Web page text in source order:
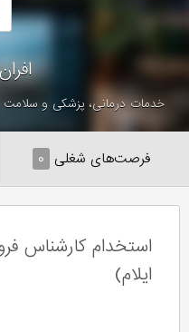
خدمات درمانی، پزشکی و سلامت
فرصت‌های شغلی ۰
استخدام کارشناس
ایلام)